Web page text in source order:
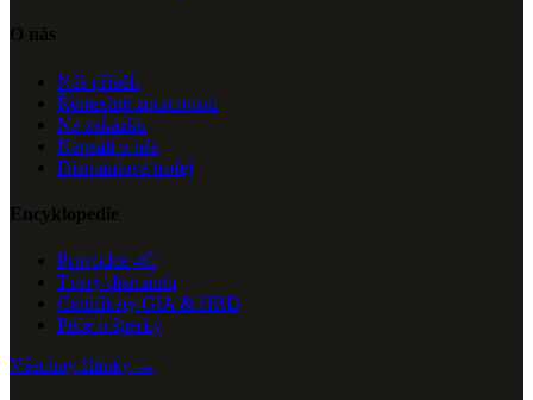
O nás
Náš příběh
Řemeslné zpracování
Na zakázku
Napsali o nás
Diamantová trofej
Encyklopedie
Průvodce 4C
Tvary diamantů
Certifikáty GIA & HRD
Péče o šperky
Všechny články →